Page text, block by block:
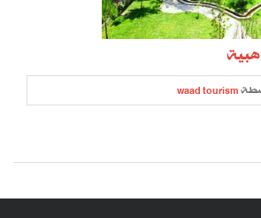
waad tourism